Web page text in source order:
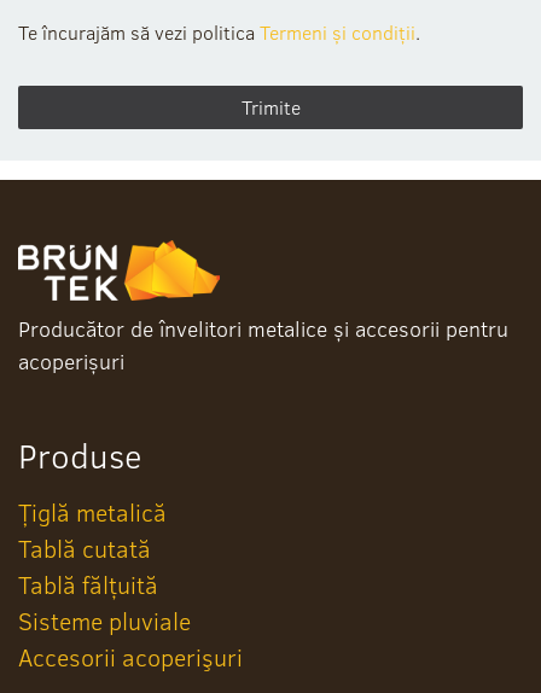
Te încurajăm să vezi politica Termeni și condiții.
Producător de învelitori metalice și accesorii pentru
acoperișuri
Produse
Țiglă metalică
Tablă cutată
Tablă fălțuită
Sisteme pluviale
Accesorii acoperişuri